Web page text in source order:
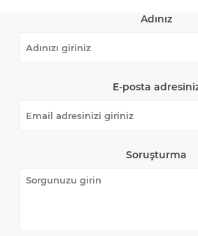
Adınız
E-posta
Soruşturma